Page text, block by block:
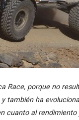
Race, porque no
también ha
cuanto al